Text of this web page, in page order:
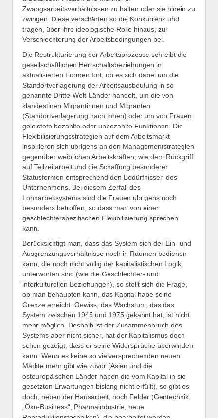
Zwangsarbeitsverhältnissen zu halten oder sie hinein zu
zwingen. Diese verschärfen so die Konkurrenz und
tragen, über ihre ideologische Rolle hinaus, zur
Verschlechterung der Arbeitsbedingungen bei.
Die Restrukturierung der Arbeitsprozesse schreibt die
gesellschaftlichen Herrschaftsbeziehungen in
aktualisierten Formen fort, ob es sich dabei um die
Standortverlagerung der Arbeitsausbeutung in so
genannte Dritte-Welt-Länder handelt, um die von
klandestinen Migrantinnen und Migranten
(Standortverlagerung nach innen) oder um von Frauen
geleistete bezahlte oder unbezahlte Funktionen. Die
Flexibilisierungsstrategien auf dem Arbeitsmarkt
inspirieren sich übrigens an den Managementstrategien
gegenüber weiblichen Arbeitskräften, wie dem Rückgriff
auf Teilzeitarbeit und die Schaffung besonderer
Statusformen entsprechend den Bedürfnissen des
Unternehmens. Bei diesem Zerfall des
Lohnarbeitsystems sind die Frauen übrigens noch
besonders betroffen, so dass man von einer
geschlechterspezifischen Flexibilisierung sprechen
kann.
Berücksichtigt man, dass das System sich der Ein- und
Ausgrenzungsverhältnisse noch in Räumen bedienen
kann, die noch nicht völlig der kapitalistischen Logik
unterworfen sind (wie die Geschlechter- und
interkulturellen Beziehungen), so stellt sich die Frage,
ob man behaupten kann, das Kapital habe seine
Grenze erreicht. Gewiss, das Wachstum, das das
System zwischen 1945 und 1975 gekannt hat, ist nicht
mehr möglich. Deshalb ist der Zusammenbruch des
Systems aber nicht sicher, hat der Kapitalismus doch
schon gezeigt, dass er seine Widersprüche überwinden
kann. Wenn es keine so vielversprechenden neuen
Märkte mehr gibt wie zuvor (Asien und die
osteuropäischen Länder haben die vom Kapital in sie
gesetzten Erwartungen bislang nicht erfüllt), so gibt es
doch, neben der Hausarbeit, noch Felder (Gentechnik,
„Öko-Business“, Pharmaindustrie, neue